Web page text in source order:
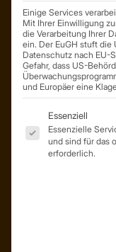
Söllichauer Straße 7
04356 Leipzig
Deutschland
Mail:
Tel.: +49 341 520 19
Einige Services
Mit Ihrer Einwilligung
die Verarbeitung Ihrer
ein. Der EuGH stuft die
Datenschutz nach EU-
Gefahr, dass US-
und Europäer eine
Es folgt eine
Essenziell
Essenzielle
und sind für das
erforderlich.